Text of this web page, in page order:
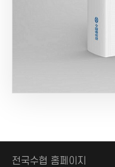
전국수협 홈페이지